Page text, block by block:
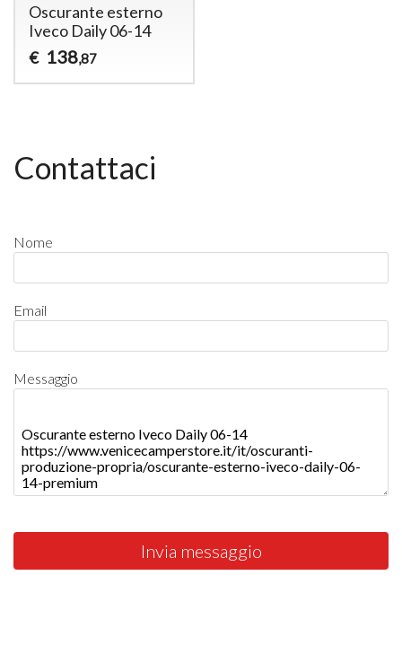
Oscurante esterno
Iveco Daily 06-14
€ 138,87
Contattaci
Nome
Email
Messaggio
Invia messaggio